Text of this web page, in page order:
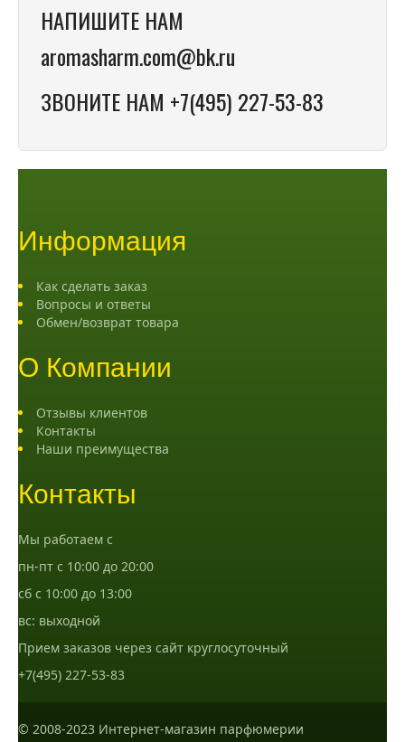
НАПИШИТЕ НАМ
aromasharm.com@bk.ru
ЗВОНИТЕ НАМ +7(495) 227-53-83
Информация
Как сделать заказ
Вопросы и ответы
Обмен/возврат товара
О Компании
Отзывы клиентов
Контакты
Наши преимущества
Контакты
Мы работаем с
пн-пт с 10:00 до 20:00
сб с 10:00 до 13:00
вс: выходной
Прием заказов через сайт круглосуточный
+7(495) 227-53-83
© 2008-2023 Интернет-магазин парфюмерии